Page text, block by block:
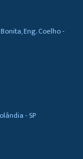
Eng. Coelho -
- SP